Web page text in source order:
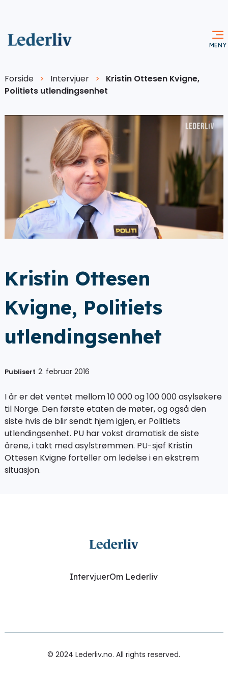
Forside > Intervjuer >
Kristin Ottesen Kvigne,
Politiets utlendingsenhet
Kristin Ottesen
Kvigne, Politiets
utlendingsenhet
Publisert 2. februar 2016
I år er det ventet mellom 10 000 og 100 000 asylsøkere
til Norge. Den første etaten de møter, og også den
siste hvis de blir sendt hjem igjen, er Politiets
utlendingsenhet. PU har vokst dramatisk de siste
årene, i takt med asylstrømmen. PU-sjef Kristin
Ottesen Kvigne forteller om ledelse i en ekstrem
situasjon.
IntervjuerOm Lederliv
© 2024 Lederliv.no. All rights reserved.